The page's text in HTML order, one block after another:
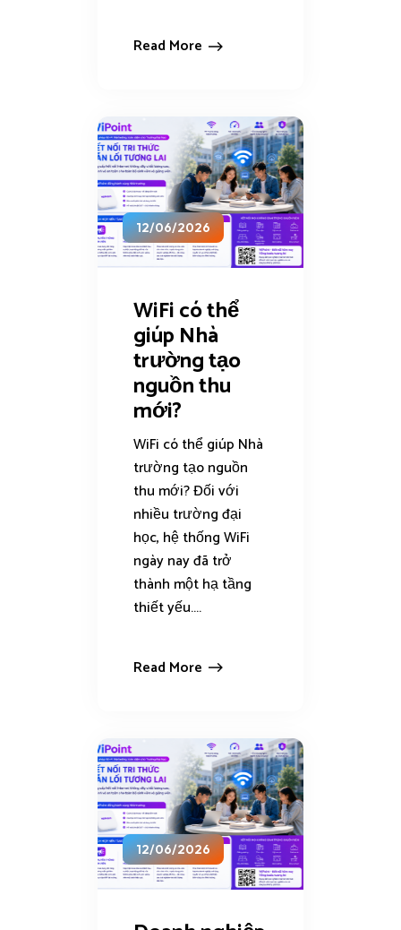
Read More
12/06/2026
WiFi có thể
giúp Nhà
trường tạo
nguồn thu
mới?
WiFi có thể giúp Nhà
trường tạo nguồn
thu mới? Đối với
nhiều trường đại
học, hệ thống WiFi
ngày nay đã trở
thành một hạ tầng
thiết yếu....
Read More
12/06/2026